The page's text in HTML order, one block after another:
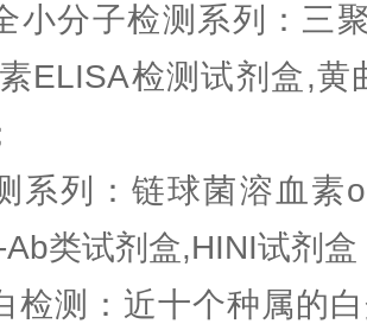
小分子检测系列：三
ELISA检测试剂盒,黄
系列：链球菌溶血素
类试剂盒,HINI试剂盒
检测：近十个种属的